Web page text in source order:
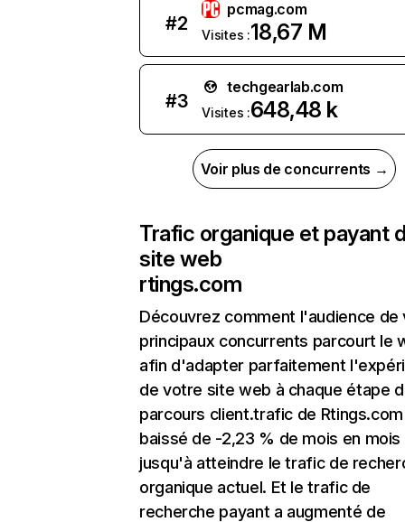
#2
pcmag.com
Visites :18,67 M
#3
techgearlab.com
Visites :648,48 k
Voir plus de concurrents →
Trafic organique et payant
site web
rtings.com
Découvrez comment l'audience de
principaux concurrents parcourt le
afin d'adapter parfaitement
de votre site web à chaque étape
parcours client.trafic de
baissé de -2,23 % de mois en mois
jusqu'à atteindre le trafic de
organique actuel. Et le trafic de
recherche payant a augmenté de